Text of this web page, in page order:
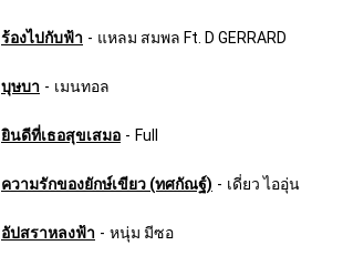
ร้องไปกับฟ้า - แหลม สมพล Ft. D GERRARD
บุษบา - เมนทอล
ยินดีที่เธอสุขเสมอ - Full
ความรักของยักษ์เขียว (ทศกัณฐ์) - เดี่ยว ไออุ่น
อัปสราหลงฟ้า - หนุ่ม มีซอ